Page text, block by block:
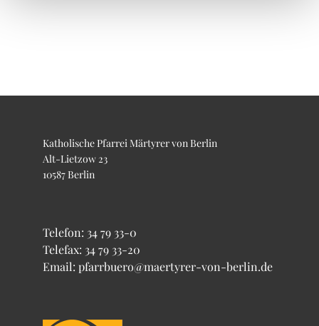
Katholische Pfarrei Märtyrer von Berlin
Alt-Lietzow 23
10587 Berlin
Telefon: 34 79 33-0
Telefax: 34 79 33-20
Email: pfarrbuero@maertyrer-von-berlin.de